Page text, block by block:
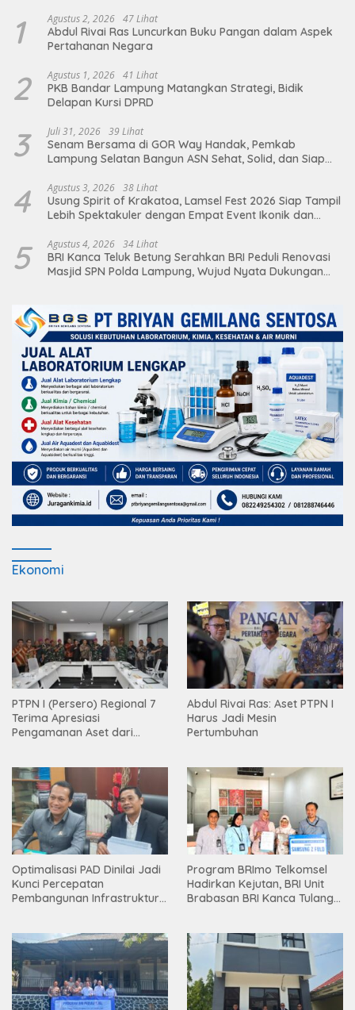
1 Agustus 2, 2026 47 Lihat
Abdul Rivai Ras Luncurkan Buku Pangan dalam Aspek
Pertahanan Negara
2 Agustus 1, 2026 41 Lihat
PKB Bandar Lampung Matangkan Strategi, Bidik
Delapan Kursi DPRD
3 Juli 31, 2026 39 Lihat
Senam Bersama di GOR Way Handak, Pemkab
Lampung Selatan Bangun ASN Sehat, Solid, dan Siap
4 Agustus 3, 2026 38 Lihat
Usung Spirit of Krakatoa, Lamsel Fest 2026 Siap Tampil
Lebih Spektakuler dengan Empat Event Ikonik dan
5 Agustus 4, 2026 34 Lihat
BRI Kanca Teluk Betung Serahkan BRI Peduli Renovasi
Masjid SPN Polda Lampung, Wujud Nyata Dukungan
Ekonomi
PTPN I (Persero) Regional 7
Terima Apresiasi
Pengamanan Aset dari
Abdul Rivai Ras: Aset PTPN I
Harus Jadi Mesin
Pertumbuhan
Optimalisasi PAD Dinilai Jadi
Kunci Percepatan
Pembangunan Infrastruktur
Program BRImo Telkomsel
Hadirkan Kejutan, BRI Unit
Brabasan BRI Kanca Tulang
Mesuji